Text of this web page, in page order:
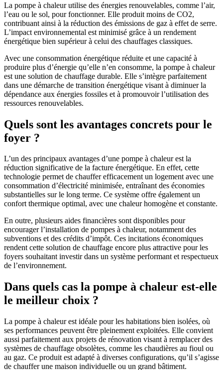
La pompe à chaleur utilise des énergies renouvelables, comme l’air,
l’eau ou le sol, pour fonctionner. Elle produit moins de CO2,
contribuant ainsi à la réduction des émissions de gaz à effet de serre.
L’impact environnemental est minimisé grâce à un rendement
énergétique bien supérieur à celui des chauffages classiques.
Avec une consommation énergétique réduite et une capacité à
produire plus d’énergie qu’elle n’en consomme, la pompe à chaleur
est une solution de chauffage durable. Elle s’intègre parfaitement
dans une démarche de transition énergétique visant à diminuer la
dépendance aux énergies fossiles et à promouvoir l’utilisation des
ressources renouvelables.
Quels sont les avantages concrets pour le
foyer ?
L’un des principaux avantages d’une pompe à chaleur est la
réduction significative de la facture énergétique. En effet, cette
technologie permet de chauffer efficacement un logement avec une
consommation d’électricité minimisée, entraînant des économies
substantielles sur le long terme. Ce système offre également un
confort thermique optimal, avec une chaleur homogène et constante.
En outre, plusieurs aides financières sont disponibles pour
encourager l’installation de pompes à chaleur, notamment des
subventions et des crédits d’impôt. Ces incitations économiques
rendent cette solution de chauffage encore plus attractive pour les
foyers souhaitant investir dans un système performant et respectueux
de l’environnement.
Dans quels cas la pompe à chaleur est-elle
le meilleur choix ?
La pompe à chaleur est idéale pour les habitations bien isolées, où
ses performances peuvent être pleinement exploitées. Elle convient
aussi parfaitement aux projets de rénovation visant à remplacer des
systèmes de chauffage obsolètes, comme les chaudières au fioul ou
au gaz. Ce produit est adapté à diverses configurations, qu’il s’agisse
de chauffer une maison individuelle ou un grand bâtiment.